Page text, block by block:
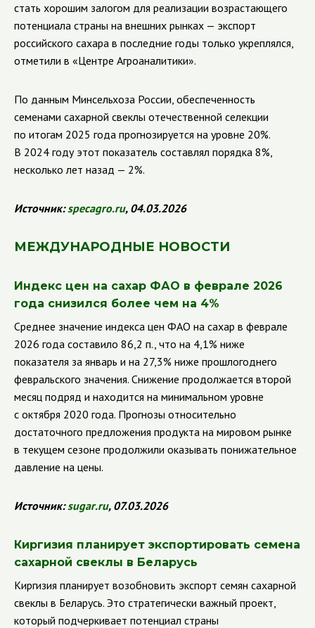
стать хорошим залогом для реализации возрастающего
потенциала страны на внешних рынках — экспорт
российского сахара в последние годы только укреплялся,
отметили в «Центре Агроаналитики».
По данным Минсельхоза России, обеспеченность
семенами сахарной свеклы отечественной селекции
по итогам 2025 года прогнозируется на уровне 20%.
В 2024 году этот показатель составлял порядка 8%,
несколько лет назад — 2%.
Источник:specagro.ru, 04.03.2026
МЕЖДУНАРОДНЫЕ НОВОСТИ
Индекс цен на сахар ФАО в феврале 2026
года снизился более чем на 4%
Среднее значение индекса цен ФАО на сахар в феврале
2026 года составило 86,2 п., что на 4,1% ниже
показателя за январь и на 27,3% ниже прошлогоднего
февральского значения. Снижение продолжается второй
месяц подряд и находится на минимальном уровне
с октября 2020 года. Прогнозы относительно
достаточного предложения продукта на мировом рынке
в текущем сезоне продолжили оказывать понижательное
давление на цены.
Источник:sugar.ru, 07.03.2026
Киргизия планирует экспортировать семена
сахарной свеклы в Беларусь
Киргизия планирует возобновить экспорт семян сахарной
свеклы в Беларусь. Это стратегически важный проект,
который подчеркивает потенциал страны